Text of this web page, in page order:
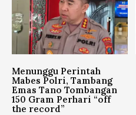
Menunggu Perintah
Mabes Polri, Tambang
Emas Tano Tombangan
150 Gram Perhari “off
the record”